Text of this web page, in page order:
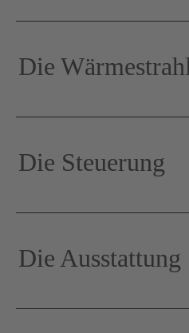
Die
Die Steuerung
Die Ausstattung